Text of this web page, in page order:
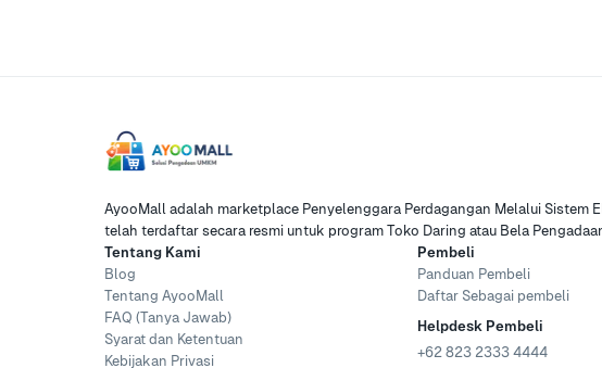
AyooMall adalah marketplace Penyelenggara Perdagangan Melalui Sistem
telah terdaftar secara resmi untuk program Toko Daring atau Bela
Tentang Kami
Blog
Tentang AyooMall
FAQ (Tanya Jawab)
Syarat dan Ketentuan
Kebijakan Privasi
Pembeli
Panduan Pembeli
Daftar Sebagai pembeli
Helpdesk Pembeli
+62 823 2333 4444